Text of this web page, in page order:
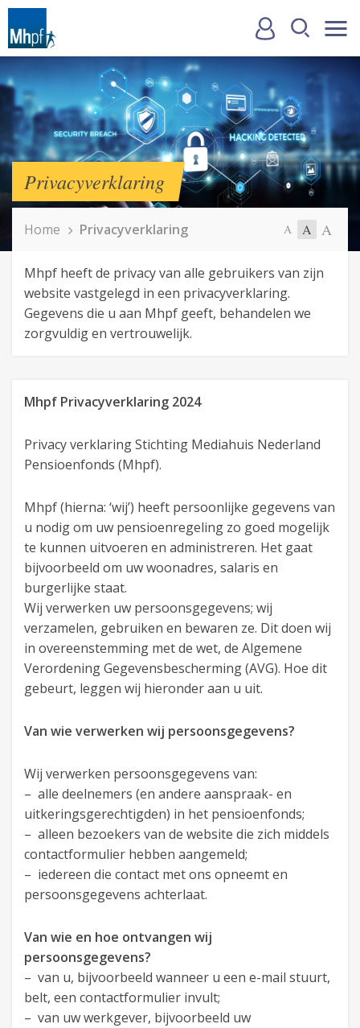
Privacyverklaring
Home Privacyverklaring A A A
Mhpf heeft de privacy van alle gebruikers van zijn
website vastgelegd in een privacyverklaring.
Gegevens die u aan Mhpf geeft, behandelen we
zorgvuldig en vertrouwelijk.
Mhpf Privacyverklaring 2024
Privacy verklaring Stichting Mediahuis Nederland
Pensioenfonds (Mhpf).
Mhpf (hierna: ‘wij’) heeft persoonlijke gegevens van
u nodig om uw pensioenregeling zo goed mogelijk
te kunnen uitvoeren en administreren. Het gaat
bijvoorbeeld om uw woonadres, salaris en
burgerlijke staat.
Wij verwerken uw persoonsgegevens; wij
verzamelen, gebruiken en bewaren ze. Dit doen wij
in overeenstemming met de wet, de Algemene
Verordening Gegevensbescherming (AVG). Hoe dit
gebeurt, leggen wij hieronder aan u uit.
Van wie verwerken wij persoonsgegevens?
Wij verwerken persoonsgegevens van:
– alle deelnemers (en andere aanspraak- en
uitkeringsgerechtigden) in het pensioenfonds;
– alleen bezoekers van de website die zich middels
contactformulier hebben aangemeld;
– iedereen die contact met ons opneemt en
persoonsgegevens achterlaat.
Van wie en hoe ontvangen wij
persoonsgegevens?
– van u, bijvoorbeeld wanneer u een e-mail stuurt,
belt, een contactformulier invult;
– van uw werkgever, bijvoorbeeld uw